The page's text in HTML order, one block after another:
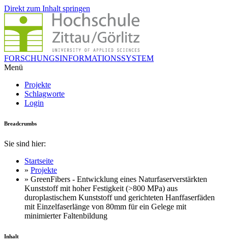
Direkt zum Inhalt springen
FORSCHUNGSINFORMATIONSSYSTEM
Menü
Projekte
Schlagworte
Login
Breadcrumbs
Sie sind hier:
Startseite
» Projekte
» GreenFibers - Entwicklung eines Naturfaserverstärkten
Kunststoff mit hoher Festigkeit (>800 MPa) aus
duroplastischem Kunststoff und gerichteten Hanffaserfäden
mit Einzelfaserlänge von 80mm für ein Gelege mit
minimierter Faltenbildung
Inhalt